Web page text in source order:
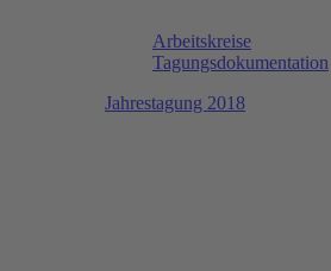
Arbeitskreise
Tagungsdokumentation
Jahrestagung 2018